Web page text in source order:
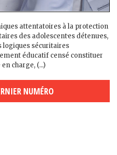
attentatoires à la protection
des adolescent·es détenu·es,
logiques sécuritaires
éducatif censé constituer
charge, (...)
NUMÉRO